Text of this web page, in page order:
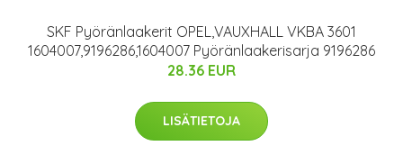
SKF Pyöränlaakerit OPEL,VAUXHALL VKBA 3601
1604007,9196286,1604007 Pyöränlaakerisarja 9196286
28.36 EUR
LISÄTIETOJA